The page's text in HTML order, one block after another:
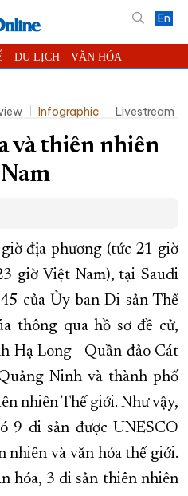
En
DU LỊCH VĂN HÓA
LUẬT BẠN ĐỌC PHÓNG SỰ
ĐỌC BÁO ONLINE
CÁO
LỊCH CẮT ĐIỆN
PHÁT TRIỂN TỈNH KHÁNH HÒA
THÀNH PHỐ TRỰC THUỘC
CHỦ VỀ BÁO KHÁNH HÒA
Infographic Livestream
và thiên nhiên
địa phương (tức 21 giờ
giờ Việt Nam), tại Saudi
của Ủy ban Di sản Thế
thông qua hồ sơ đề cử,
Hạ Long - Quần đảo Cát
Ninh và thành phố
nhiên Thế giới. Như vậy,
9 di sản được UNESCO
nhiên và văn hóa thế giới.
hóa, 3 di sản thiên nhiên